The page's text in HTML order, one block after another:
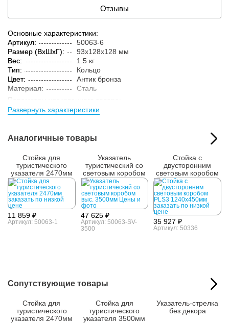
Отзывы
Основные характеристики:
Артикул:
50063-6
Размер (ВxШxГ):
93x128x128 мм
Вес:
1.5 кг
Тип:
Кольцо
Цвет:
Антик бронза
Материал:
Сталь
Параметры упакованного товара:
Размер (ВxШxГ):
120x220x220 мм
упаковке:
Развернуть характеристики
Аналогичные товары
Стойка для
туристического
указателя 2470мм
11 859 ₽
Артикул: 50063-1
Указатель
туристический со
световым коробом
выс. 3500мм
47 625 ₽
Артикул: 50063-SV-
3500
Стойка с
двусторонним
световым коробом
35 927 ₽
Артикул: 50336
Сопутствующие товары
Стойка для
туристического
указателя 2470мм
Стойка для
туристического
указателя 3500мм
Указатель-стрелка
без декора